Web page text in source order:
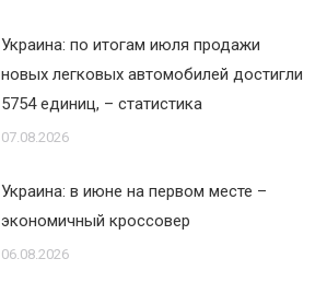
Украина: по итогам июля продажи
новых легковых автомобилей достигли
5754 единиц, – статистика
07.08.2026
Украина: в июне на первом месте –
экономичный кроссовер
06.08.2026